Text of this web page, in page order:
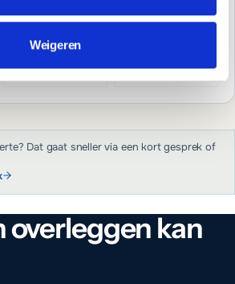
Weigeren
DIRECT CONTACT
E-mail WhatsApp
Dat gaat sneller via een kort gesprek of
overleggen kan